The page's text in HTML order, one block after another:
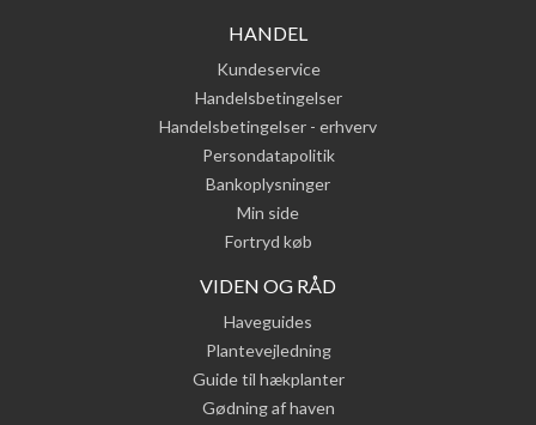
HANDEL
Kundeservice
Handelsbetingelser
Handelsbetingelser - erhverv
Persondatapolitik
Bankoplysninger
Min side
Fortryd køb
VIDEN OG RÅD
Haveguides
Plantevejledning
Guide til hækplanter
Gødning af haven